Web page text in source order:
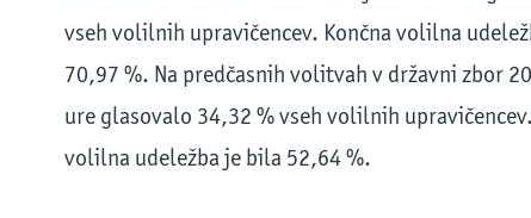
vseh volilnih upravičencev. Končna volilna
70,97 %. Na predčasnih volitvah v državni zbor
ure glasovalo 34,32 % vseh volilnih
volilna udeležba je bila 52,64 %.